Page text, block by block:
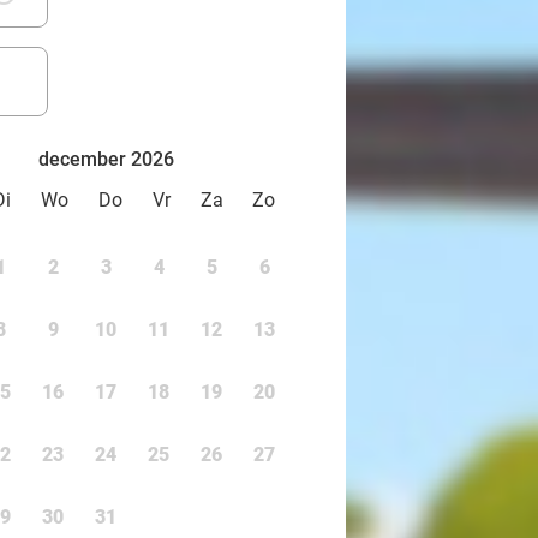
december 2026
Wo Do Vr Za Zo
2 3 4 5 6
9 10 11 12 13
16 17 18 19 20
23 24 25 26 27
30 31